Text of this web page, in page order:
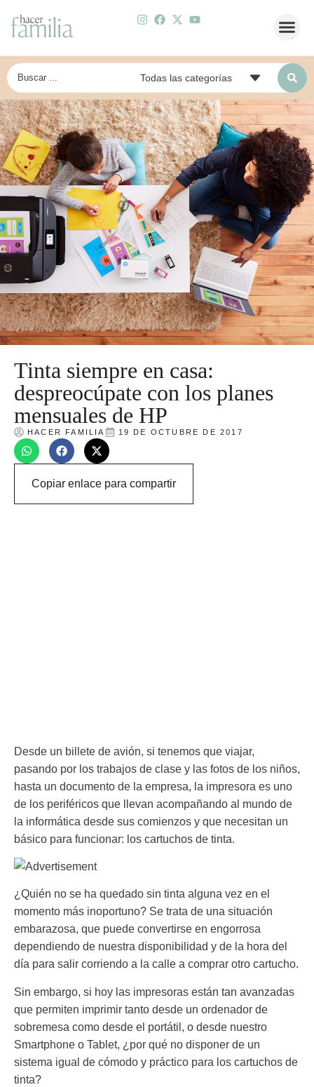
Tinta siempre en casa:
despreocúpate con los planes
mensuales de HP
HACER FAMILIA 19 DE OCTUBRE DE 2017
Copiar enlace para compartir
Desde un billete de avión, si tenemos que viajar,
pasando por los trabajos de clase y las fotos de los niños,
hasta un documento de la empresa, la impresora es uno
de los periféricos que llevan acompañando al mundo de
la informática desde sus comienzos y que necesitan un
básico para funcionar: los cartuchos de tinta.
¿Quién no se ha quedado sin tinta alguna vez en el
momento más inoportuno? Se trata de una situación
embarazosa, que puede convertirse en engorrosa
dependiendo de nuestra disponibilidad y de la hora del
día para salir corriendo a la calle a comprar otro cartucho.
Sin embargo, si hoy las impresoras están tan avanzadas
que permiten imprimir tanto desde un ordenador de
sobremesa como desde el portátil, o desde nuestro
Smartphone o Tablet, ¿por qué no disponer de un
sistema igual de cómodo y práctico para los cartuchos de
tinta?